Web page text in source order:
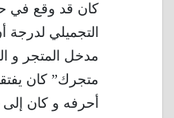
كان قد وقع في
التجميلي لدرجة
مدخل المتجر و
متجرك” كان
أحرفه و كان